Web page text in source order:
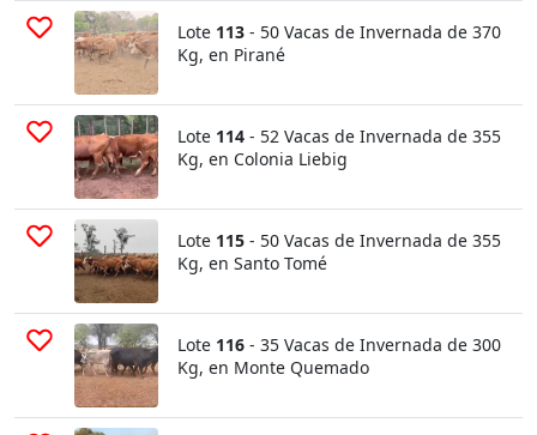
Lote 113 - 50 Vacas de Invernada de 370
Kg, en Pirané
Lote 114 - 52 Vacas de Invernada de 355
Kg, en Colonia Liebig
Lote 115 - 50 Vacas de Invernada de 355
Kg, en Santo Tomé
Lote 116 - 35 Vacas de Invernada de 300
Kg, en Monte Quemado